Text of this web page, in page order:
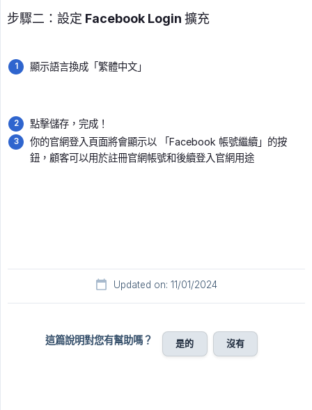
步驟二：設定 Facebook Login 擴充
顯示語言換成「繁體中文」
點擊儲存，完成！
你的官網登入頁面將會顯示以 「Facebook 帳號繼續」的按
鈕，顧客可以用於註冊官網帳號和後續登入官網用途
Updated on: 11/01/2024
這篇說明對您有幫助嗎？ 是的 沒有